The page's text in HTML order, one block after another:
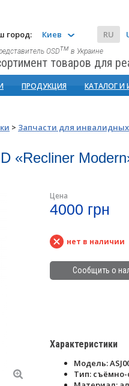
город: Киев RU
OSDтм в Украине
товаров для
ПРОДУКЦИЯ КАТАЛОГ И
> Запчасти для инвалидных
«Recliner
Цена
4000 грн
нет в наличии
Сообщить о
Характеристики
Модель:
Тип: съёмно-